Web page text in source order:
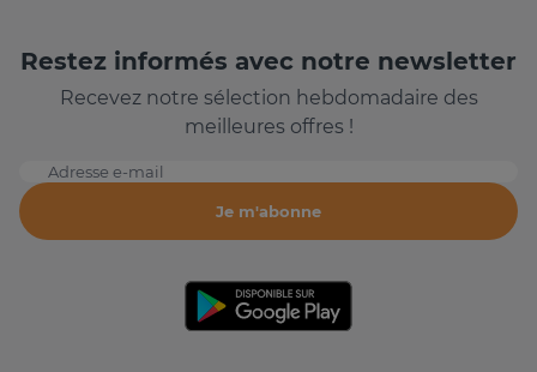
Restez informés avec notre newsletter
Recevez notre sélection hebdomadaire des
meilleures offres !
Adresse e-mail
Je m'abonne